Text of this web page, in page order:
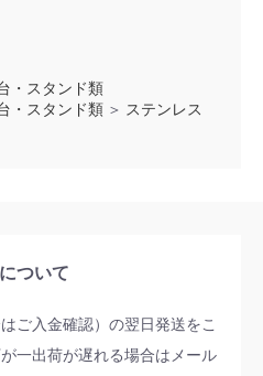
・スタンド類
・スタンド類 ＞ ステンレス
ついて
ご入金確認）の翌日発送をこ
一出荷が遅れる場合はメール